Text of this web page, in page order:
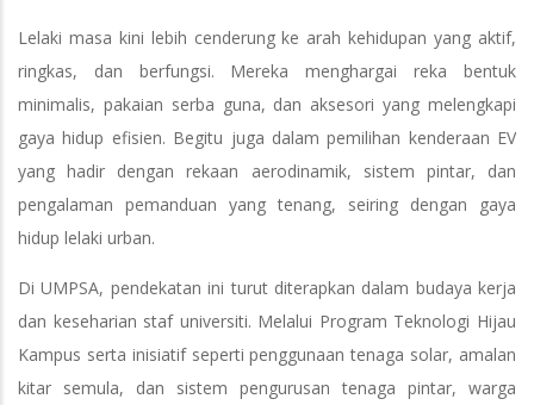
Lelaki masa kini lebih cenderung ke arah kehidupan yang aktif,
ringkas, dan berfungsi. Mereka menghargai reka bentuk
minimalis, pakaian serba guna, dan aksesori yang melengkapi
gaya hidup efisien. Begitu juga dalam pemilihan kenderaan EV
yang hadir dengan rekaan aerodinamik, sistem pintar, dan
pengalaman pemanduan yang tenang, seiring dengan gaya
hidup lelaki urban.
Di UMPSA, pendekatan ini turut diterapkan dalam budaya kerja
dan keseharian staf universiti. Melalui Program Teknologi Hijau
Kampus serta inisiatif seperti penggunaan tenaga solar, amalan
kitar semula, dan sistem pengurusan tenaga pintar, warga